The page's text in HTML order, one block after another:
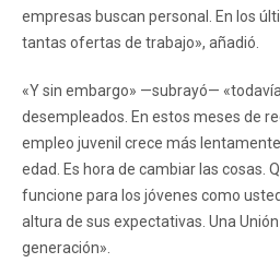
empresas buscan personal. En los
tantas ofertas de trabajo», añadió.
«Y sin embargo» —subrayó—
desempleados. En estos meses de
empleo juvenil crece más
edad. Es hora de cambiar las cosas.
funcione para los jóvenes como
altura de sus expectativas. Una
generación».